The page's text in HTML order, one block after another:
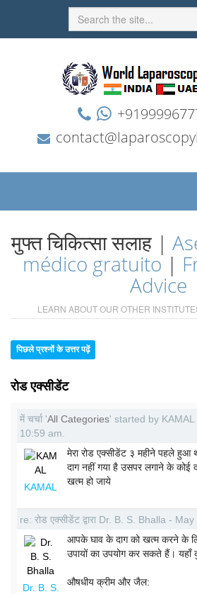
मुफ्त चिकित्सा सलाह |
médico gratuito|
Advice
LEARN ABOUT OUR OTHER
पिछले प्रश्नों के उत्तर पढ़ें
रोड एक्सीडेंट
में चर्चा 'All Categories' started by
10:59 am.
KAMAL
मेरा रोड एक्सीडेंट ३ महीने पहले हुआ
दाग नहीं गया है उसपर लगाने के कोई
खत्म हो जाये
re: रोड एक्सीडेंट द्वारा Dr. B. S. Bhalla -
Dr. B. S.
आपके घाव के दाग को खत्म करने के
उपायों का उपयोग कर सकते हैं। यहाँ
औषधीय क्रीम और जैल: